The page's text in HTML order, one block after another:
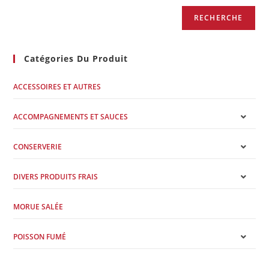
RECHERCHE
Catégories Du Produit
ACCESSOIRES ET AUTRES
ACCOMPAGNEMENTS ET SAUCES
CONSERVERIE
DIVERS PRODUITS FRAIS
MORUE SALÉE
POISSON FUMÉ